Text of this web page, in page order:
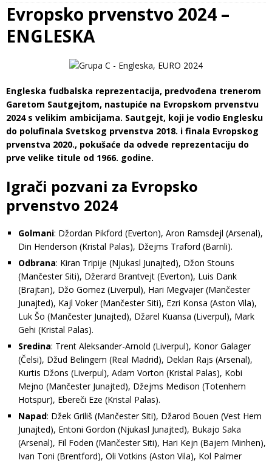
Evropsko prvenstvo 2024 –
ENGLESKA
Engleska fudbalska reprezentacija, predvođena trenerom
Garetom Sautgejtom, nastupiće na Evropskom prvenstvu
2024 s velikim ambicijama. Sautgejt, koji je vodio Englesku
do polufinala Svetskog prvenstva 2018. i finala Evropskog
prvenstva 2020., pokušaće da odvede reprezentaciju do
prve velike titule od 1966. godine.
Igrači pozvani za Evropsko
prvenstvo 2024
Golmani: Džordan Pikford (Everton), Aron Ramsdejl (Arsenal),
Din Henderson (Kristal Palas), Džejms Traford (Barnli).
Odbrana: Kiran Tripije (Njukasl Junajted), Džon Stouns
(Mančester Siti), Džerard Brantvejt (Everton), Luis Dank
(Brajtan), Džo Gomez (Liverpul), Hari Megvajer (Mančester
Junajted), Kajl Voker (Mančester Siti), Ezri Konsa (Aston Vila),
Luk Šo (Mančester Junajted), Džarel Kuansa (Liverpul), Mark
Gehi (Kristal Palas).
Sredina: Trent Aleksander-Arnold (Liverpul), Konor Galager
(Čelsi), Džud Belingem (Real Madrid), Deklan Rajs (Arsenal),
Kurtis Džons (Liverpul), Adam Vorton (Kristal Palas), Kobi
Mejno (Mančester Junajted), Džejms Medison (Totenhem
Hotspur), Ebereči Eze (Kristal Palas).
Napad: Džek Griliš (Mančester Siti), Džarod Bouen (Vest Hem
Junajted), Entoni Gordon (Njukasl Junajted), Bukajo Saka
(Arsenal), Fil Foden (Mančester Siti), Hari Kejn (Bajern Minhen),
Ivan Toni (Brentford), Oli Votkins (Aston Vila), Kol Palmer